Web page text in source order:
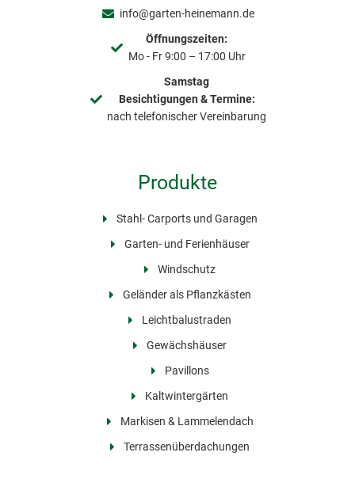
info@garten-heinemann.de
Öffnungszeiten:
Mo - Fr 9:00 – 17:00 Uhr
Samstag
Besichtigungen & Termine:
nach telefonischer Vereinbarung
Produkte
Stahl- Carports und Garagen
Garten- und Ferienhäuser
Windschutz
Geländer als Pflanzkästen
Leichtbalustraden
Gewächshäuser
Pavillons
Kaltwintergärten
Markisen & Lammelendach
Terrassenüberdachungen